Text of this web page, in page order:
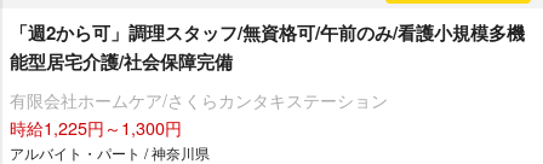
「週2から可」調理スタッフ/無資格可/午前のみ/看護小規模多機
能型居宅介護/社会保障完備
有限会社ホームケア/さくらカンタキステーション
時給1,225円～1,300円
アルバイト・パート / 神奈川県